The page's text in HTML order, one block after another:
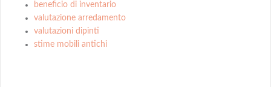
beneficio di inventario
valutazione arredamento
valutazioni dipinti
stime mobili antichi